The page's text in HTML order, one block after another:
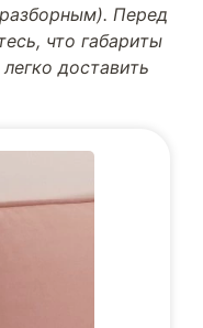
Перед
что габариты
доставить